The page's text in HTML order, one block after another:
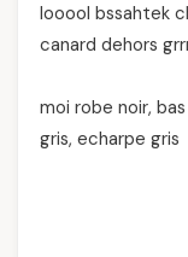
looool bssahtek
canard dehors
moi robe noir,
gris, echarpe gris